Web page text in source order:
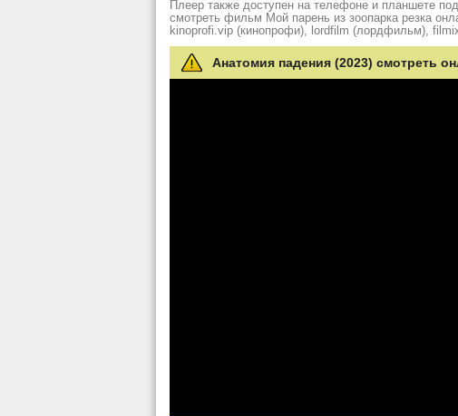
Плеер также доступен на телефоне и планшете
смотреть фильм Мой парень из зоопарка резка
kinoprofi.vip (кинопрофи), lordfilm (лордфильм),
Анатомия падения (2023) смотреть